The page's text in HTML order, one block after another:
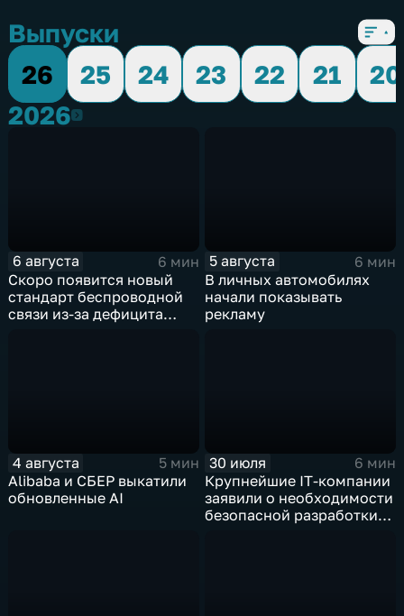
Выпуски
26
25 24 23 22 21
20
20262026
6 августа
6 мин
Скоро появится новый
стандарт беспроводной
связи из-за дефицита
5 августа
6 мин
В личных автомобилях
начали показывать
рекламу
4 августа
5 мин
Alibaba и СБЕР выкатили
обновленные AI
30 июля
6 мин
Крупнейшие IT‑компании
заявили о необходимости
безопасной разработки